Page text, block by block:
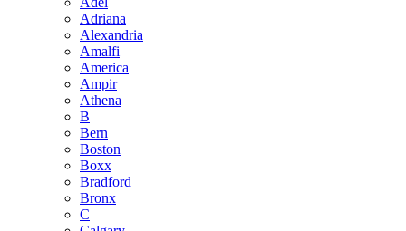
Adriana
Alexandria
Amalfi
America
Ampir
Athena
B
Bern
Boston
Boxx
Bradford
Bronx
C